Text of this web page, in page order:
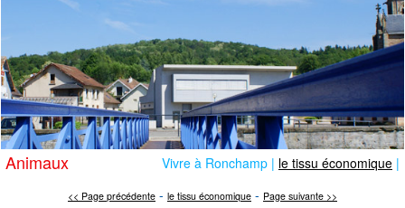
Vivre à Ronchamp | le tissu économique |
Animaux
<< Page précédente - le tissu économique - Page suivante >>